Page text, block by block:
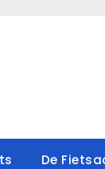
De